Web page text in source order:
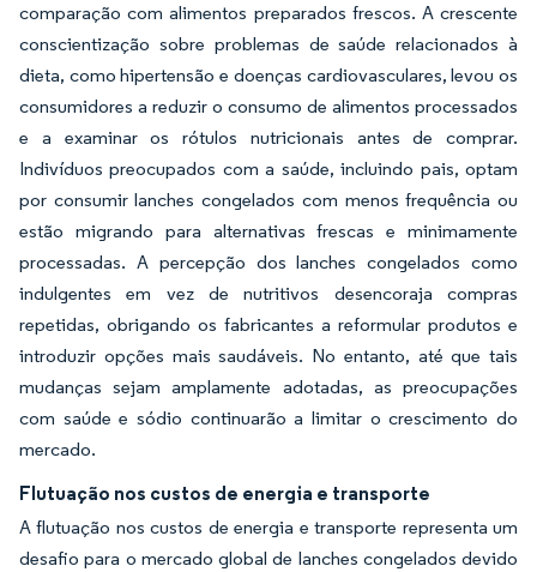
comparação com alimentos preparados frescos. A crescente
conscientização sobre problemas de saúde relacionados à
dieta, como hipertensão e doenças cardiovasculares, levou os
consumidores a reduzir o consumo de alimentos processados
e a examinar os rótulos nutricionais antes de comprar.
Indivíduos preocupados com a saúde, incluindo pais, optam
por consumir lanches congelados com menos frequência ou
estão migrando para alternativas frescas e minimamente
processadas. A percepção dos lanches congelados como
indulgentes em vez de nutritivos desencoraja compras
repetidas, obrigando os fabricantes a reformular produtos e
introduzir opções mais saudáveis. No entanto, até que tais
mudanças sejam amplamente adotadas, as preocupações
com saúde e sódio continuarão a limitar o crescimento do
mercado.
Flutuação nos custos de energia e transporte
A flutuação nos custos de energia e transporte representa um
desafio para o mercado global de lanches congelados devido